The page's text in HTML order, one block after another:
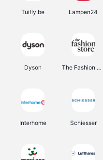
Tuifly.be Lampen24
Dyson The Fashion Store
Interhome Schiesser